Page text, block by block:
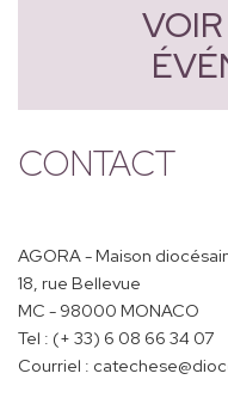
CONTACT
AGORA - Maison
18, rue Bellevue
MC - 98000 MONACO
Tel : (+ 33) 6 08 66 34 07
Courriel :